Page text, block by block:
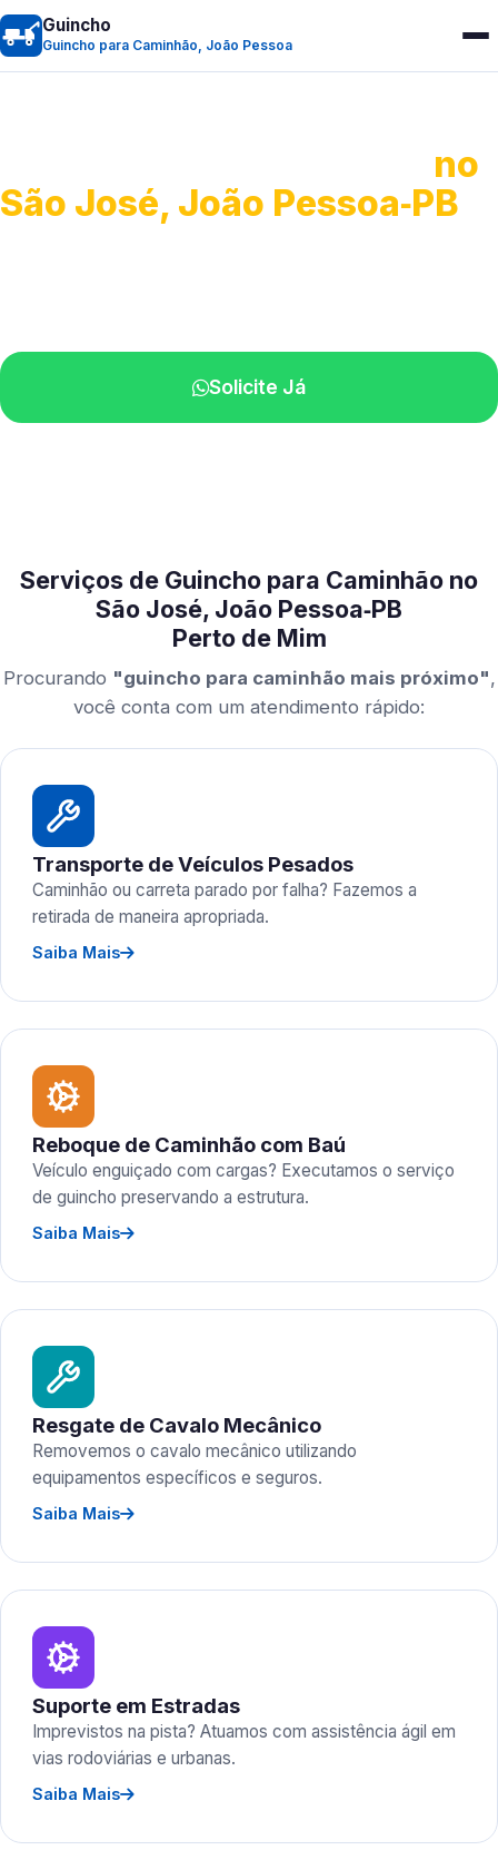
Guincho
Guincho para Caminhão, João Pessoa
no
São José, João Pessoa‑PB
Solicite Já
Serviços de Guincho para Caminhão no
São José, João Pessoa‑PB
Perto de Mim
Procurando "guincho para caminhão mais próximo",
você conta com um atendimento rápido:
Transporte de Veículos Pesados
Caminhão ou carreta parado por falha? Fazemos a
retirada de maneira apropriada.
Saiba Mais
Reboque de Caminhão com Baú
Veículo enguiçado com cargas? Executamos o serviço
de guincho preservando a estrutura.
Saiba Mais
Resgate de Cavalo Mecânico
Removemos o cavalo mecânico utilizando
equipamentos específicos e seguros.
Saiba Mais
Suporte em Estradas
Imprevistos na pista? Atuamos com assistência ágil em
vias rodoviárias e urbanas.
Saiba Mais